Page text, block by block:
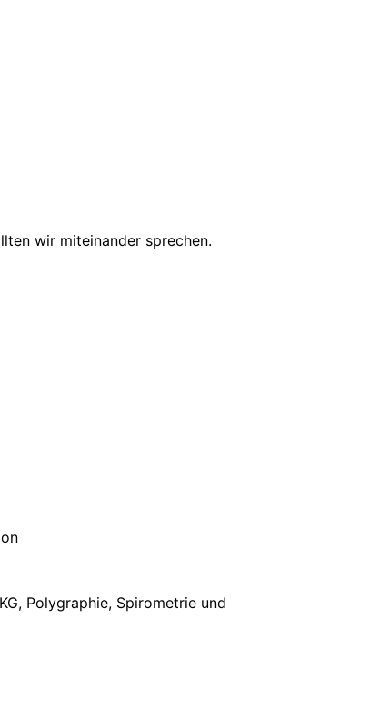
wir miteinander sprechen.
Polygraphie, Spirometrie und